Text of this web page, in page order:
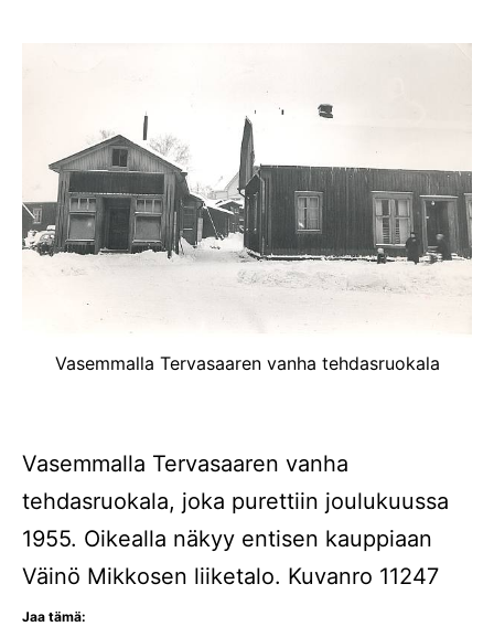
Vasemmalla Tervasaaren vanha tehdasruokala
Vasemmalla Tervasaaren vanha
tehdasruokala, joka purettiin joulukuussa
1955. Oikealla näkyy entisen kauppiaan
Väinö Mikkosen liiketalo. Kuvanro 11247
Jaa tämä: